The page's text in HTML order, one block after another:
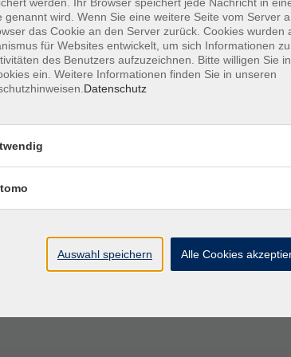
Systems, veno-lymphatische Techniken
solide und praxisorientierte Weiterbildung in
praktische Aspekte miteinander verknüpft.
diagnostische und therapeutische Inhalte
Die vermittelten Inhalte bieten den
auszubauen und sich fachlich
oberflächliche Darstellungen zu verfallen.
genannt wird. Wenn Sie eine weitere Seite vom Server
das Cookie an den Server zurück. Cookies wurden
für Websites entwickelt, um sich Informationen
des Benutzers aufzuzeichnen. Bitte willigen Sie
ein. Weitere Informationen finden Sie in unseren
Datenschutz
Auswahl speichern Alle Cookies